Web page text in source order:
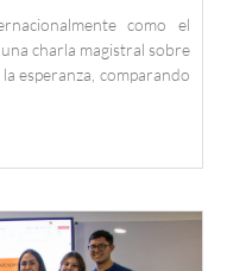
como el
charla magistral sobre
esperanza, comparando